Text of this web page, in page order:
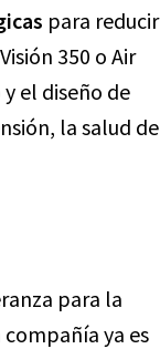
para reducir
350 o Air
el diseño de
la salud de
para la
ya es